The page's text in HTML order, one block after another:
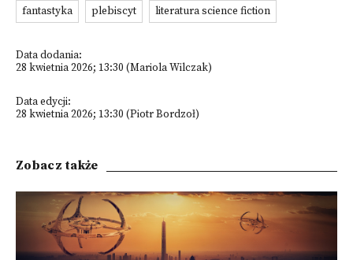
fantastyka
plebiscyt literatura science fiction
Data dodania:
28 kwietnia 2026; 13:30 (Mariola Wilczak)
Data edycji:
28 kwietnia 2026; 13:30 (Piotr Bordzoł)
Zobacz także